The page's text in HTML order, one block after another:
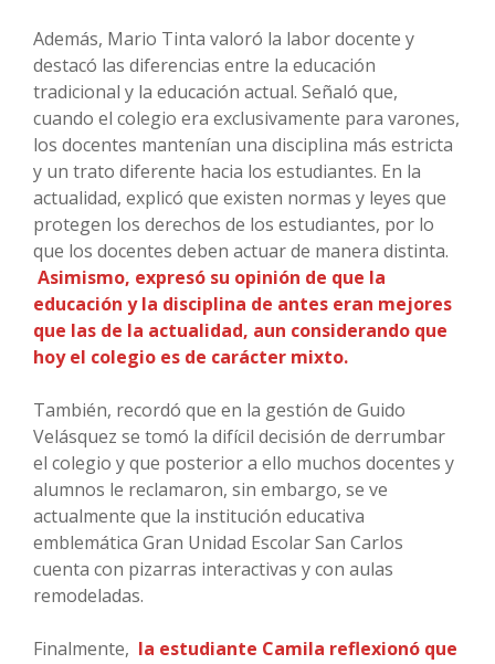
Además, Mario Tinta valoró la labor docente y
destacó las diferencias entre la educación
tradicional y la educación actual. Señaló que,
cuando el colegio era exclusivamente para varones,
los docentes mantenían una disciplina más estricta
y un trato diferente hacia los estudiantes. En la
actualidad, explicó que existen normas y leyes que
protegen los derechos de los estudiantes, por lo
que los docentes deben actuar de manera distinta.
Asimismo, expresó su opinión de que la
educación y la disciplina de antes eran mejores
que las de la actualidad, aun considerando que
hoy el colegio es de carácter mixto.
También, recordó que en la gestión de Guido
Velásquez se tomó la difícil decisión de derrumbar
el colegio y que posterior a ello muchos docentes y
alumnos le reclamaron, sin embargo, se ve
actualmente que la institución educativa
emblemática Gran Unidad Escolar San Carlos
cuenta con pizarras interactivas y con aulas
remodeladas.
Finalmente, la estudiante Camila reflexionó que